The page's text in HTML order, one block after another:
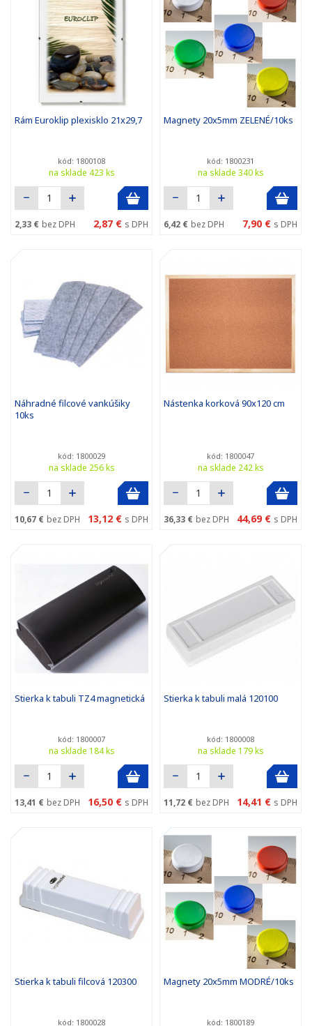
Rám Euroklip plexisklo 21x29,7
kód: 1800108
na sklade 423 ks
2,33 € bez DPH 2,87 € s DPH
Magnety 20x5mm ZELENÉ/10ks
kód: 1800231
na sklade 340 ks
6,42 € bez DPH 7,90 € s DPH
Náhradné filcové vankúšiky
10ks
kód: 1800029
na sklade 256 ks
10,67 € bez DPH 13,12 € s DPH
Nástenka korková 90x120 cm
kód: 1800047
na sklade 242 ks
36,33 € bez DPH 44,69 € s DPH
Stierka k tabuli TZ4 magnetická
kód: 1800007
na sklade 184 ks
13,41 € bez DPH 16,50 € s DPH
Stierka k tabuli malá 120100
kód: 1800008
na sklade 179 ks
11,72 € bez DPH 14,41 € s DPH
Stierka k tabuli filcová 120300
kód: 1800028
Magnety 20x5mm MODRÉ/10ks
kód: 1800189